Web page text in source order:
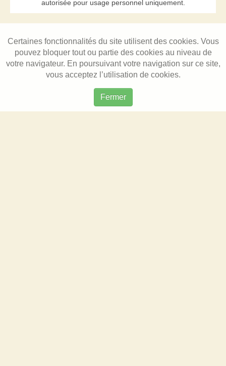
autorisée pour usage personnel uniquement.
Certaines fonctionnalités du site utilisent des cookies. Vous
pouvez bloquer tout ou partie des cookies au niveau de
votre navigateur. En poursuivant votre navigation sur ce site,
vous acceptez l’utilisation de cookies.
Fermer